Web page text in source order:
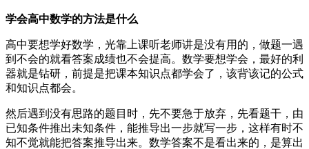
学会高中数学的方法是什么
高中要想学好数学，光靠上课听老师讲是没有用的，做题一遇
到不会的就看答案成绩也不会提高。数学要想学会，最好的利
器就是钻研，前提是把课本知识点都学会了，该背该记的公式
和知识点都会。
然后遇到没有思路的题目时，先不要急于放弃，先看题干，由
已知条件推出未知条件，能推导出一步就写一步，这样有时不
知不觉就能把答案推导出来。数学答案不是看出来的，是算出